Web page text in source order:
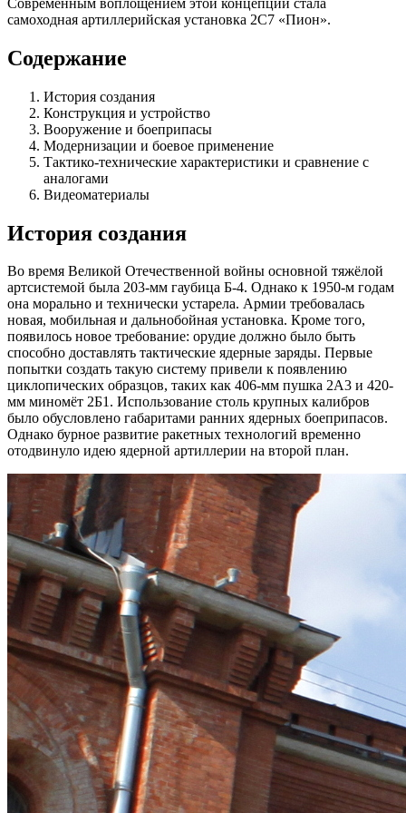
самоходная артиллерийская установка 2С7 «Пион».
Содержание
История создания
Конструкция и устройство
Вооружение и боеприпасы
Модернизации и боевое применение
Тактико-технические характеристики и сравнение с
аналогами
Видеоматериалы
История создания
Во время Великой Отечественной войны основной тяжёлой
артсистемой была 203-мм гаубица Б-4. Однако к 1950-м годам
она морально и технически устарела. Армии требовалась
новая, мобильная и дальнобойная установка. Кроме того,
появилось новое требование: орудие должно было быть
способно доставлять тактические ядерные заряды. Первые
попытки создать такую систему привели к появлению
циклопических образцов, таких как 406-мм пушка 2А3 и 420-
мм миномёт 2Б1. Использование столь крупных калибров
было обусловлено габаритами ранних ядерных боеприпасов.
Однако бурное развитие ракетных технологий временно
отодвинуло идею ядерной артиллерии на второй план.